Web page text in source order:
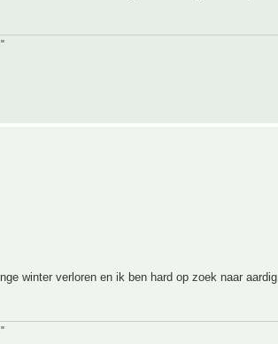
winter verloren en ik ben hard op zoek naar aardig